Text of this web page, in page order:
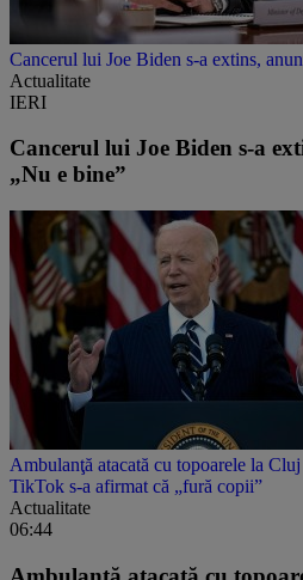
Cancerul lui Joe Biden s-a extins,
Actualitate
IERI
Cancerul lui Joe Biden s-a
„Nu e bine”
Ambulanţă atacată cu topoarele la
TikTok s-a afirmat că „fură copii”
Actualitate
06:44